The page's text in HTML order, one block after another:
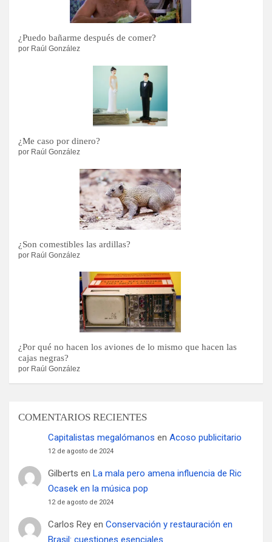
¿Puedo bañarme después de comer?
por Raúl González
¿Me caso por dinero?
por Raúl González
¿Son comestibles las ardillas?
por Raúl González
¿Por qué no hacen los aviones de lo mismo que hacen las
cajas negras?
por Raúl González
COMENTARIOS RECIENTES
Capitalistas megalómanos en Acoso publicitario
12 de agosto de 2024
Gilberts en La mala pero amena influencia de Ric
Ocasek en la música pop
12 de agosto de 2024
Carlos Reyen Conservación y restauración en